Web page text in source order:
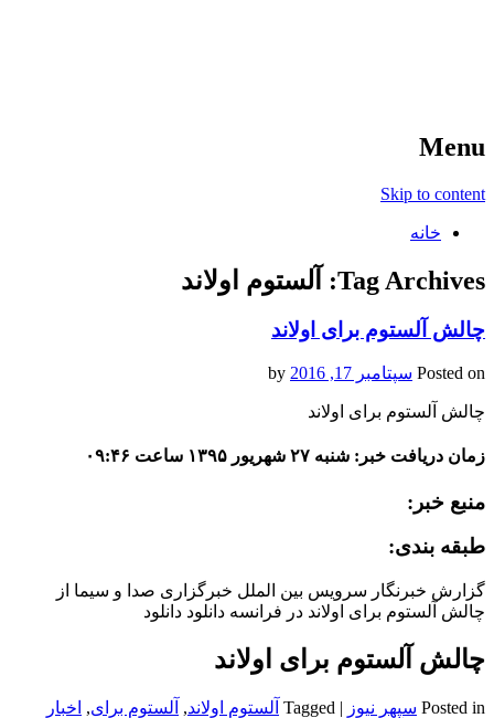
Menu
Skip to content
خانه
Tag Archives: آلستوم اولاند
چالش آلستوم برای اولاند
Posted on سپتامبر 17, 2016
چالش آلستوم برای اولاند
زمان دریافت خبر: شنبه ۲۷ شهریور ۱۳۹۵ ساعت ۰۹:۴۶
منبع خبر:
طبقه بندی:
گزارش خبرنگار سرویس بین الملل خبرگزاری صدا و سیما از
چالش آلستوم برای اولاند در فرانسه دانلود دانلود
چالش آلستوم برای اولاند
Posted in سپهر نیوز |
Tagged آلستوم اولاند, آلستوم برای, اخبار